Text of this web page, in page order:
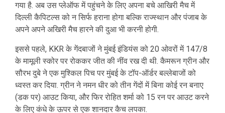
गया है. अब उस प्लेऑफ में पहुंचने के लिए अपना बचे आखिरी मैच में
दिल्ली कैपिटल्स को न सिर्फ हराना होगा बल्कि राज्स्थान और पंजाब के
अपने अपने अखिरी मैच हारने की दुआ भी करनी होगी.
इससे पहले, KKR के गेंदबाजों ने मुंबई इंडियंस को 20 ओवरों में 147/8
के मामूली स्कोर पर रोककर जीत की नींव रख दी थी. कैमरून ग्रीन और
सौरभ दुबे ने एक मुश्किल पिच पर मुंबई के टॉप-ऑर्डर बल्लेबाजों को
ध्वस्त कर दिया. ग्रीन ने नमन धीर को तीन गेंदों में बिना कोई रन बनाए
(डक पर) आउट किया, और फिर रोहित शर्मा को 15 रन पर आउट करने
के लिए कंधे के ऊपर से एक शानदार कैच लपका.